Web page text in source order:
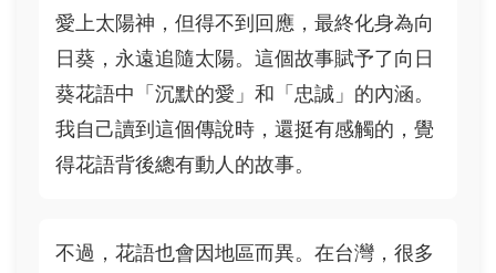
愛上太陽神，但得不到回應，最終化身為向
日葵，永遠追隨太陽。這個故事賦予了向日
葵花語中「沉默的愛」和「忠誠」的內涵。
我自己讀到這個傳說時，還挺有感觸的，覺
得花語背後總有動人的故事。
不過，花語也會因地區而異。在台灣，很多